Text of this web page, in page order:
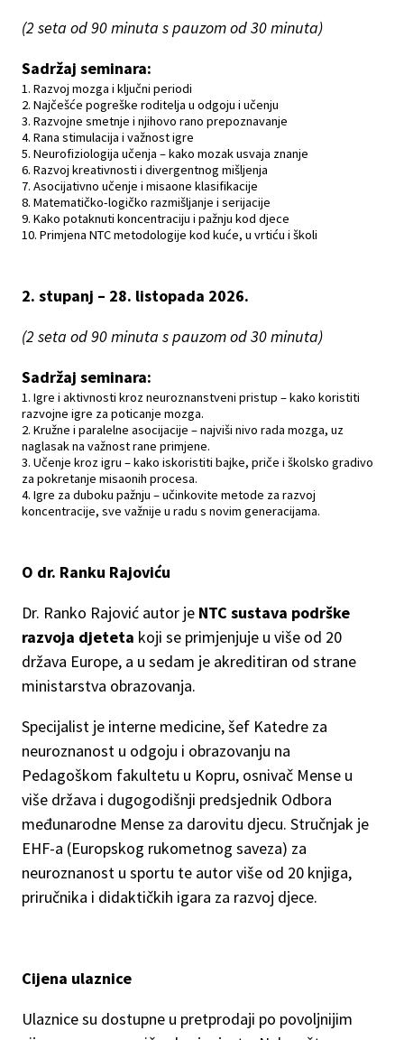
(2 seta od 90 minuta s pauzom od 30 minuta)
Sadržaj seminara:
Razvoj mozga i ključni periodi
Najčešće pogreške roditelja u odgoju i učenju
Razvojne smetnje i njihovo rano prepoznavanje
Rana stimulacija i važnost igre
Neurofiziologija učenja – kako mozak usvaja znanje
Razvoj kreativnosti i divergentnog mišljenja
Asocijativno učenje i misaone klasifikacije
Matematičko-logičko razmišljanje i serijacije
Kako potaknuti koncentraciju i pažnju kod djece
Primjena NTC metodologije kod kuće, u vrtiću i školi
2. stupanj – 28. listopada 2026.
(2 seta od 90 minuta s pauzom od 30 minuta)
Sadržaj seminara:
Igre i aktivnosti kroz neuroznanstveni pristup – kako koristiti
razvojne igre za poticanje mozga.
Kružne i paralelne asocijacije – najviši nivo rada mozga, uz
naglasak na važnost rane primjene.
Učenje kroz igru – kako iskoristiti bajke, priče i školsko gradivo
za pokretanje misaonih procesa.
Igre za duboku pažnju – učinkovite metode za razvoj
koncentracije, sve važnije u radu s novim generacijama.
O dr. Ranku Rajoviću
Dr. Ranko Rajović autor je NTC sustava podrške
razvoja djeteta koji se primjenjuje u više od 20
država Europe, a u sedam je akreditiran od strane
ministarstva obrazovanja.
Specijalist je interne medicine, šef Katedre za
neuroznanost u odgoju i obrazovanju na
Pedagoškom fakultetu u Kopru, osnivač Mense u
više država i dugogodišnji predsjednik Odbora
međunarodne Mense za darovitu djecu. Stručnjak je
EHF-a (Europskog rukometnog saveza) za
neuroznanost u sportu te autor više od 20 knjiga,
priručnika i didaktičkih igara za razvoj djece.
Cijena ulaznice
Ulaznice su dostupne u pretprodaji po povoljnijim